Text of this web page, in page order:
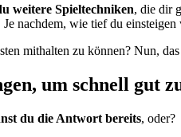
weitere Spieltechniken, die dir
nachdem, wie tief du
mithalten zu können? Nun,
um schnell gut
du die Antwort bereits, oder?